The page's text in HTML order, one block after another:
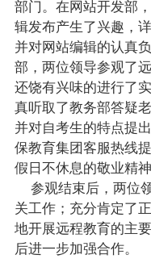
部门。在网站开发部
辑发布产生了兴趣，
并对网站编辑的认真
部，两位领导参观了
还饶有兴味的进行了
真听取了教务部答疑
并对自考生的特点提
保教育集团客服热线
假日不休息的敬业精
参观结束后，两位
关工作；充分肯定了
地开展远程教育的主
后进一步加强合作。